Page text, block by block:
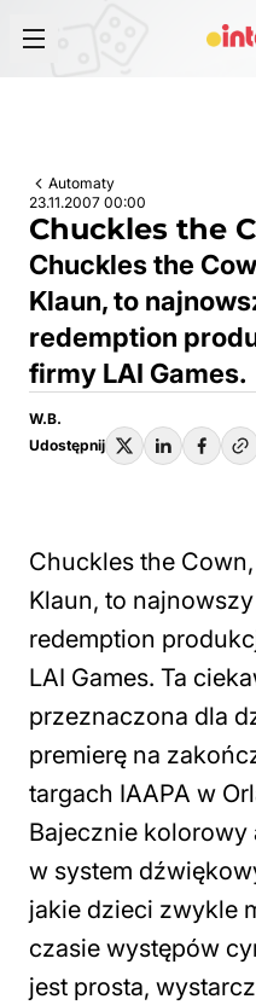
Automaty
23.11.2007 00:00
Chuckles the
Chuckles the
Klaun, to
redemption
firmy LAI Games.
W.B.
Udostępnij
Chuckles the
Klaun, to
redemption
LAI Games. Ta
przeznaczona dla
premierę na
targach IAAPA w
Bajecznie
w system
jakie dzieci zwykle
czasie występów
jest prosta,